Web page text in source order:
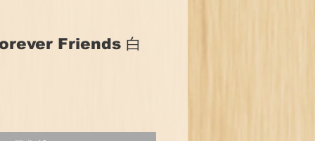
Friends 白